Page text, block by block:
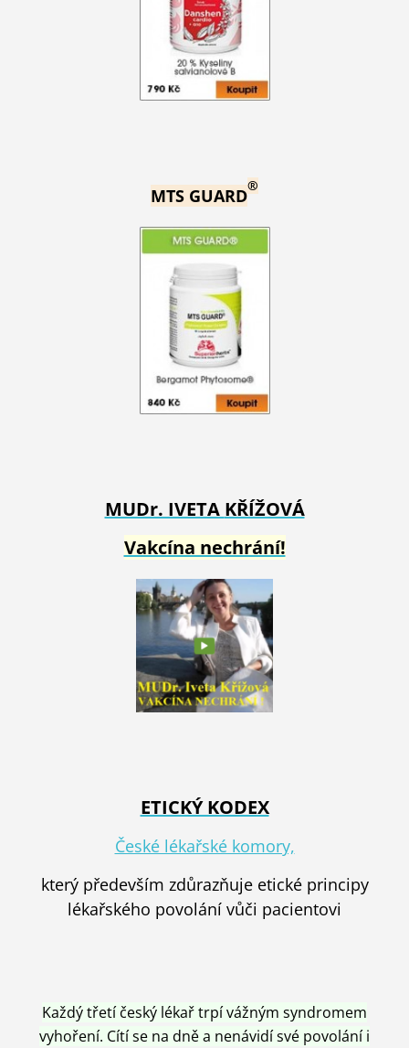
MTS GUARD®
MUDr. IVETA KŘÍŽOVÁ
Vakcína nechrání!
ETICKÝ KODEX
České lékařské komory,
který především zdůrazňuje etické principy
lékařského povolání vůči pacientovi
Každý třetí český lékař trpí vážným syndromem
vyhoření. Cítí se na dně a nenávidí své povolání i